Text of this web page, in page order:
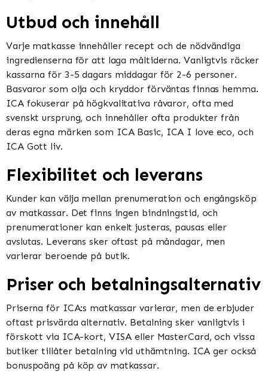
Utbud och innehåll
Varje matkasse innehåller recept och de nödvändiga
ingredienserna för att laga måltiderna. Vanligtvis räcker
kassarna för 3-5 dagars middagar för 2-6 personer.
Basvaror som olja och kryddor förväntas finnas hemma​​.
ICA fokuserar på högkvalitativa råvaror, ofta med
svenskt ursprung, och innehåller ofta produkter från
deras egna märken som ICA Basic, ICA I love eco, och
ICA Gott liv​​.
Flexibilitet och leverans
Kunder kan välja mellan prenumeration och engångsköp
av matkassar. Det finns ingen bindningstid, och
prenumerationer kan enkelt justeras, pausas eller
avslutas. Leverans sker oftast på måndagar, men
varierar beroende på butik​​​​.
Priser och betalningsalternativ
Priserna för ICA:s matkassar varierar, men de erbjuder
oftast prisvärda alternativ. Betalning sker vanligtvis i
förskott via ICA-kort, VISA eller MasterCard, och vissa
butiker tillåter betalning vid uthämtning. ICA ger också
bonuspoäng på köp av matkassar​​.